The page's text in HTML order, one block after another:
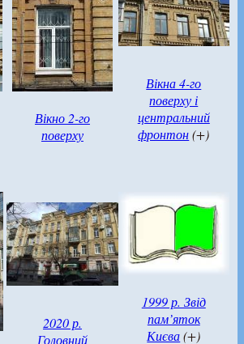
Вікно 2-го
поверху
Вікна 4-го
поверху і
центральний
фронтон(+)
2020 р.
Головний
1999 р. Звід
пам’яток
Києва(+)